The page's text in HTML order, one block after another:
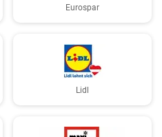
Eurospar
Lidl